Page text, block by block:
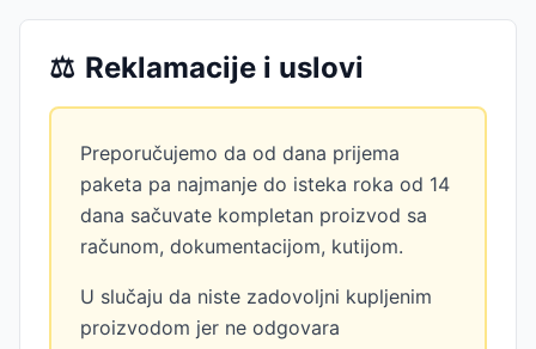
⚖️ Reklamacije i uslovi
Preporučujemo da od dana prijema
paketa pa najmanje do isteka roka od 14
dana sačuvate kompletan proizvod sa
računom, dokumentacijom, kutijom.
U slučaju da niste zadovoljni kupljenim
proizvodom jer ne odgovara